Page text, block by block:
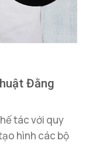
Đằng
tác với quy
hình các bộ